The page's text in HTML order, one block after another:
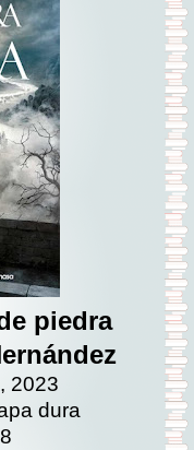
piedra
2023
dura